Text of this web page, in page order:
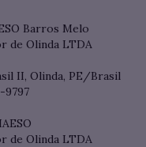
Barros Melo
de Olinda LTDA
II, Olinda, PE/Brasil
9797
de Olinda LTDA